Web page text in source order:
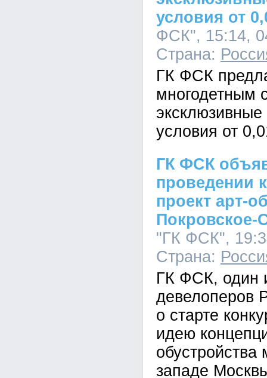
условия от
ФСК", 15:14,
Страна:
ГК ФСК
многодетным
условия от
ГК ФСК
проведении
проект арт-
Покровское-
"ГК ФСК",
Страна:
ГК ФСК, один
девелоперов
о старте
идею
обустройства
западе